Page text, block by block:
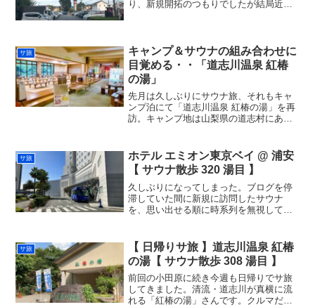
り、新規開拓のつもりでしたが結局近場
のないスーパー銭湯は全部...
サ旅
キャンプ＆サウナの組み合わせに
目覚める・・「道志川温泉 紅椿
の湯」
先月は久しぶりにサウナ旅、それもキャ
ンプ泊にて「道志川温泉 紅椿の湯」を再
訪。キャンプ地は山梨県の道志村にある
の湯」がある。道志村にキャンプ場はた
くさんありますが、キ...
サ旅
ホテル エミオン東京ベイ @ 浦安
【 サウナ散歩 320 湯目 】
久しぶりになってしまった。ブログを停
滞していた間に新規に訪問したサウナ
を、思い出せる順に時系列を無視して紹
オン東京ベイ」の中にある「ほほえみの
湯」です。観光のメインは...
サ旅
【 日帰りサ旅 】道志川温泉 紅椿
の湯【 サウナ散歩 308 湯目 】
前回の小田原に続き今週も日帰りでサ旅
してきました。清流・道志川が真横に流
れる「紅椿の湯」さんです。クルマだ